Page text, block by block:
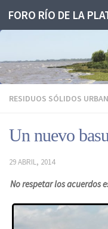
Saltar al contenido
FORO RÍO DE LA
RESIDUOS SÓLIDOS
Un nuevo
29 ABRIL, 2014
No respetar los acuerdos